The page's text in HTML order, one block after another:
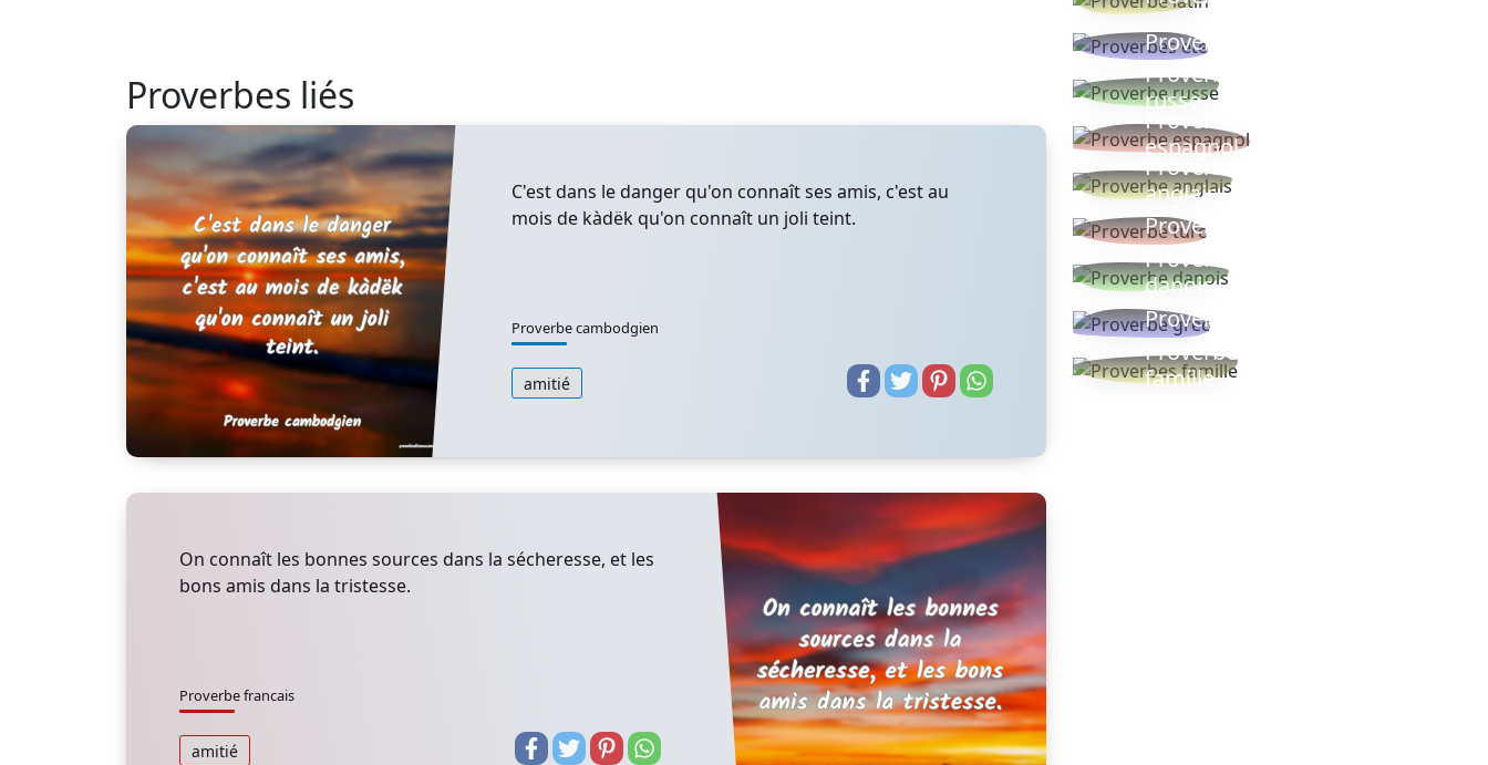
Proverbes liés
C'est dans le danger qu'on connaît ses amis, c'est au
mois de kàdëk qu'on connaît un joli teint.
Proverbe cambodgien
amitié
On connaît les bonnes sources dans la sécheresse, et les
bons amis dans la tristesse.
Proverbe francais
amitié
Proverbes ete
Proverbe
russe
Proverbe
espagnol
Proverbe
anglais
Proverbe turc
Proverbe
danois
Proverbe grec
Proverbes
famille